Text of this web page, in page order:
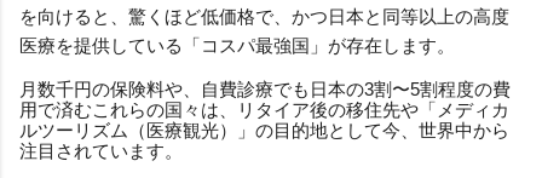
を向けると、驚くほど低価格で、かつ日本と同等以上の高度
医療を提供している「コスパ最強国」が存在します。
月数千円の保険料や、自費診療でも日本の3割〜5割程度の費
用で済むこれらの国々は、リタイア後の移住先や「メディカ
ルツーリズム（医療観光）」の目的地として今、世界中から
注目されています。